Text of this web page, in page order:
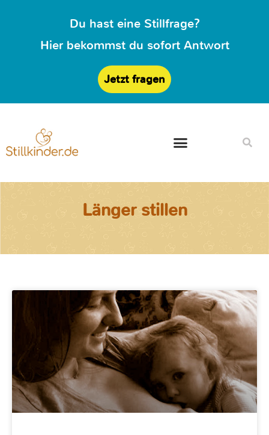
Du hast eine Stillfrage?
Hier bekommst du sofort Antwort
Jetzt fragen
Länger stillen